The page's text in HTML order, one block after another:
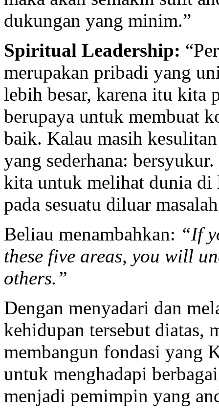
dukungan yang minim.”
Spiritual Leadership:
merupakan pribadi yang
lebih besar, karena itu kita
berupaya untuk membuat
baik. Kalau masih
yang sederhana:
kita untuk melihat dunia
pada sesuatu diluar
Beliau menambahkan: “If
these five areas, you will
others.”
Dengan menyadari dan
kehidupan tersebut diatas,
membangun fondasi yang
untuk menghadapi
menjadi pemimpin yang